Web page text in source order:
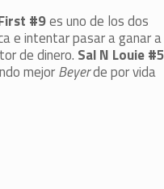
#9es uno de los dos
e intentar pasar a ganar a
de dinero. Sal N Louie #5
mejorBeyerde por vida